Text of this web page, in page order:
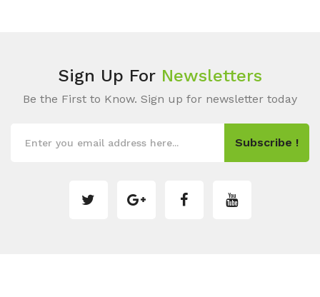
Sign Up For Newsletters
Be the First to Know. Sign up for newsletter today
Subscribe !